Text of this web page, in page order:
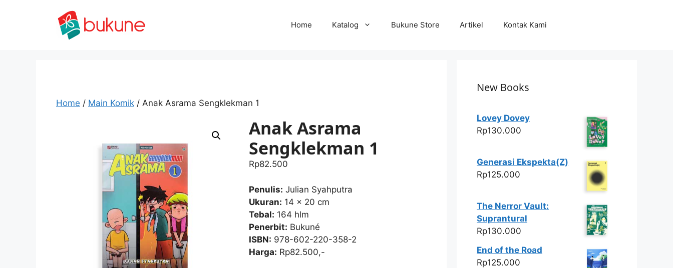
Home Katalog Bukune Store Artikel Kontak Kami
Home / Main Komik / Anak Asrama Sengklekman 1
Anak Asrama
Sengklekman 1
Rp82.500
Penulis: Julian Syahputra
Ukuran: 14 x 20 cm
Tebal: 164 hlm
Penerbit: Bukuné
ISBN: 978-602-220-358-2
Harga: Rp82.500,-
New Books
Lovey Dovey
Rp130.000
Generasi Ekspekta(Z)
Rp125.000
The Nerror Vault:
Suprantural
Rp130.000
End of the Road
Rp125.000